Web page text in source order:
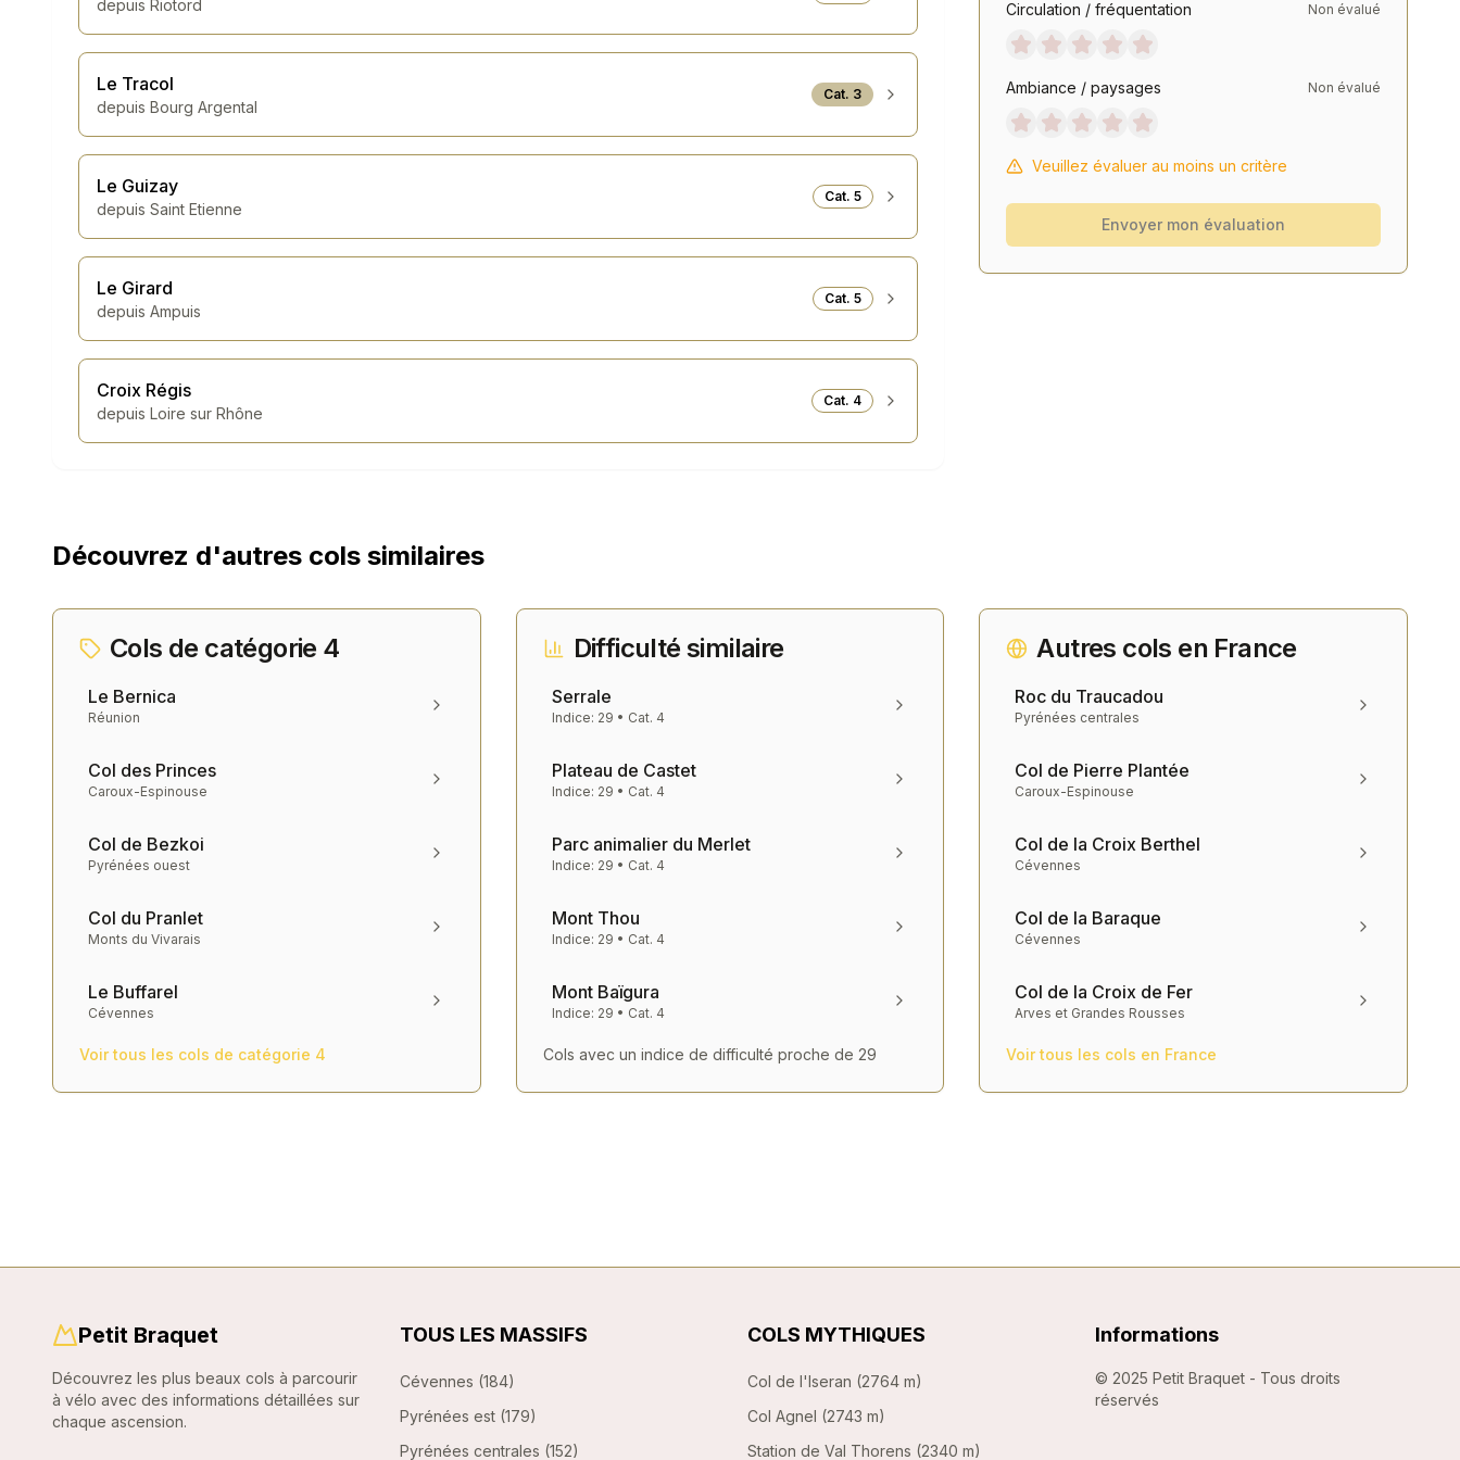
depuis Riotord
Le Tracol
depuis Bourg Argental
Cat. 3
Le Guizay
depuis Saint Etienne
Cat.5
Le Girard
depuis Ampuis
Cat.5
Croix Régis
depuis Loire sur Rhône
Cat. 4
Circulation / fréquentation Non évalué
Ambiance / paysages Non évalué
Veuillez évaluer au moins un critère
Envoyer mon évaluation
Découvrez d'autres cols similaires
Cols de catégorie 4
Le Bernica
Réunion
Col des Princes
Caroux-Espinouse
Col de Bezkoi
Pyrénées ouest
Col du Pranlet
Monts du Vivarais
Le Buffarel
Cévennes
Voir tous les cols de catégorie 4
Difficulté similaire
Serrale
Indice: 29 • Cat. 4
Plateau de Castet
Indice: 29 • Cat. 4
Parc animalier du Merlet
Indice: 29 • Cat. 4
Mont Thou
Indice: 29 • Cat. 4
Mont Baïgura
Indice: 29 • Cat. 4
Cols avec un indice de difficulté proche de 29
Autres cols en France
Roc du Traucadou
Pyrénées centrales
Col de Pierre Plantée
Caroux-Espinouse
Col de la Croix Berthel
Cévennes
Col de la Baraque
Cévennes
Col de la Croix de Fer
Arves et Grandes Rousses
Voir tous les cols en France
Petit Braquet
Découvrez les plus beaux cols à parcourir
à vélo avec des informations détaillées sur
chaque ascension.
TOUS LES MASSIFS
Cévennes (184)
Pyrénées est (179)
Pyrénées centrales (152)
COLS MYTHIQUES
Col de l'Iseran (2764 m)
Col Agnel (2743 m)
Station de Val Thorens (2340 m)
Informations
© 2025 Petit Braquet - Tous droits
réservés